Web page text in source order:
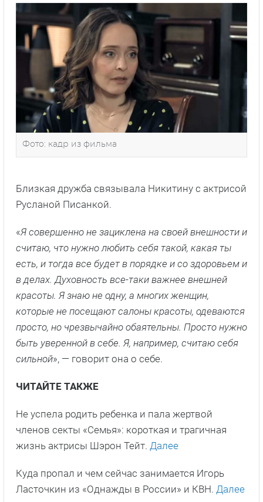
Фото: кадр из фильма
Близкая дружба связывала Никитину с актрисой
Русланой Писанкой.
«Я совершенно не зациклена на своей внешности и
считаю, что нужно любить себя такой, какая ты
есть, и тогда все будет в порядке и со здоровьем и
в делах. Духовность все-таки важнее внешней
красоты. Я знаю не одну, а многих женщин,
которые не посещают салоны красоты, одеваются
просто, но чрезвычайно обаятельны. Просто нужно
быть уверенной в себе. Я, например, считаю себя
сильной», — говорит она о себе.
ЧИТАЙТЕ ТАКЖЕ
Не успела родить ребенка и пала жертвой
членов секты «Семья»: короткая и трагичная
жизнь актрисы Шэрон Тейт. Далее
Куда пропал и чем сейчас занимается Игорь
Ласточкин из «Однажды в России» и КВН. Далее